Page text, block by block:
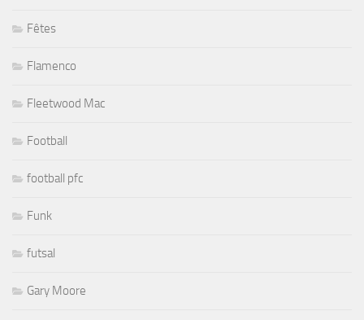
Fêtes
Flamenco
Fleetwood Mac
Football
football pfc
Funk
futsal
Gary Moore